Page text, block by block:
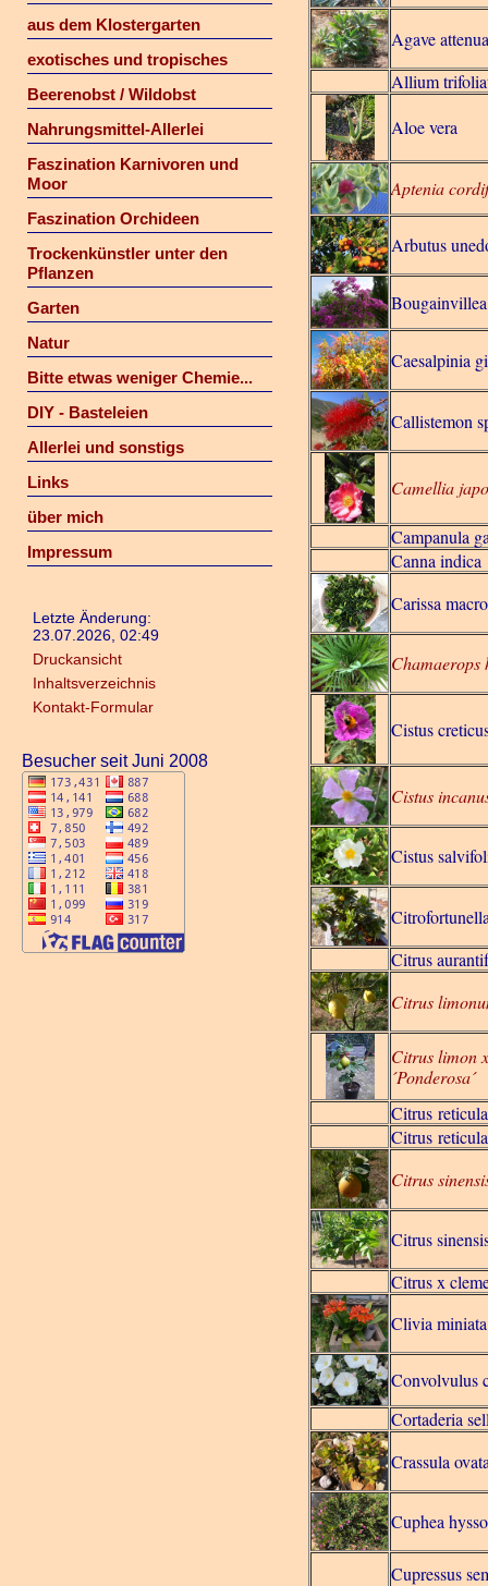
aus dem Klostergarten
exotisches und tropisches
Beerenobst / Wildobst
Nahrungsmittel-Allerlei
Faszination Karnivoren und
Moor
Faszination Orchideen
Trockenkünstler unter den
Pflanzen
Garten
Natur
Bitte etwas weniger Chemie...
DIY - Basteleien
Allerlei und sonstigs
Links
über mich
Impressum
Letzte Änderung:
23.07.2026, 02:49
Druckansicht
Inhaltsverzeichnis
Kontakt-Formular
Besucher seit Juni 2008
Agave
Allium
Aloe vera
Aptenia
Arbutus
Caesalpinia
Callistemon
Camellia
Campanula
Canna indica
Carissa
Chamaerops
Cistus
Cistus
Cistus
Citrus
Citrus
Citrus limon
´Ponderosa´
Citrus
Citrus
Citrus
Citrus
Citrus x
Clivia miniata
Convolvulus
Cortaderia
Crassula
Cuphea
Cupressus